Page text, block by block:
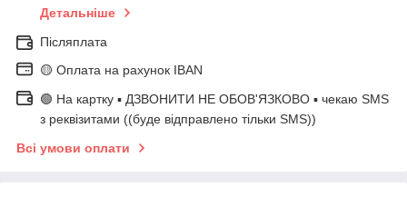
Детальніше
Післяплата
🟡 Оплата на рахунок IBAN
🟢 На картку ▪️ ДЗВОНИТИ НЕ ОБОВ'ЯЗКОВО ▪️ чекаю SMS
з реквізитами ((буде відправлено тільки SMS))
Всі умови оплати